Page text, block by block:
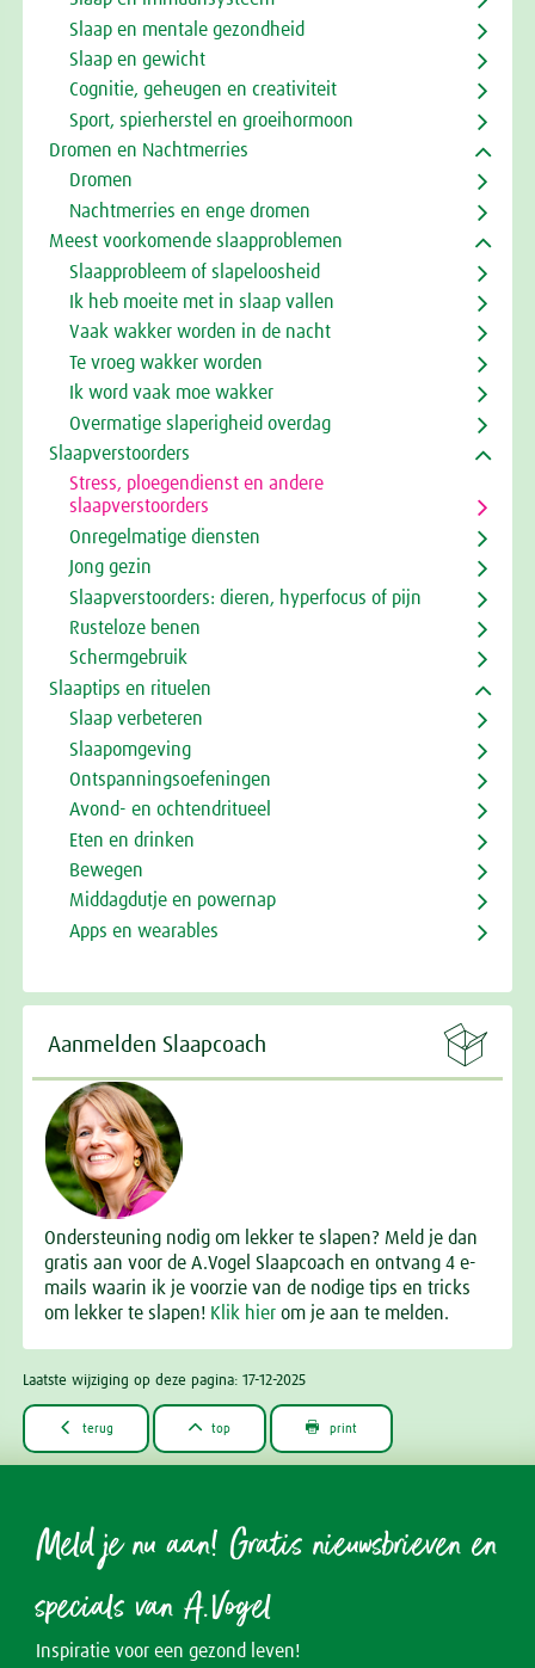
Slaap en mentale gezondheid
Slaap en gewicht
Cognitie, geheugen en creativiteit
Sport, spierherstel en groeihormoon
Dromen en Nachtmerries
Dromen
Nachtmerries en enge dromen
Meest voorkomende slaapproblemen
Slaapprobleem of slapeloosheid
Ik heb moeite met in slaap vallen
Vaak wakker worden in de nacht
Te vroeg wakker worden
Ik word vaak moe wakker
Overmatige slaperigheid overdag
Slaapverstoorders
Stress, ploegendienst en andere
slaapverstoorders
Onregelmatige diensten
Jong gezin
Slaapverstoorders: dieren, hyperfocus of pijn
Rusteloze benen
Schermgebruik
Slaaptips en rituelen
Slaap verbeteren
Slaapomgeving
Ontspanningsoefeningen
Avond- en ochtendritueel
Eten en drinken
Bewegen
Middagdutje en powernap
Apps en wearables

Aanmelden Slaapcoach
Ondersteuning nodig om lekker te slapen? Meld je dan
gratis aan voor de A.Vogel Slaapcoach en ontvang 4 e-
mails waarin ik je voorzie van de nodige tips en tricks
om lekker te slapen! Klik hier om je aan te melden.
Laatste wijziging op deze pagina: 17-12-2025
 terug  top  print
Meld je nu aan! Gratis nieuwsbrieven en
specials van A.Vogel
Inspiratie voor een gezond leven!